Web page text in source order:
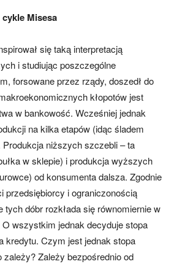
Misesa
się taką interpretacją
i studiując poszczególne
forsowane przez rządy, doszedł do
kłopotów jest
w bankowość. Wcześniej jednak
na kilka etapów (idąc śladem
niższych szczebli – ta
w sklepie) i produkcja wyższych
od konsumenta dalsza. Zgodnie
przedsiębiorcy i ograniczonością
tych dóbr rozkłada się równomiernie w
wszystkim jednak decyduje stopa
kredytu. Czym jest jednak stopa
zależy? Zależy bezpośrednio od